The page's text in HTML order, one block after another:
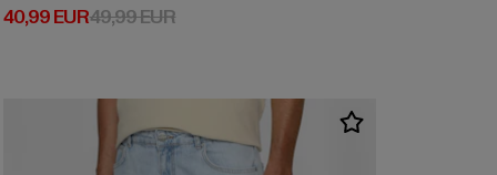
40,99 EUR
Derzeitiger Preis: 40,99 EUR
49,99 EURAktionspreis: 49,99 EUR